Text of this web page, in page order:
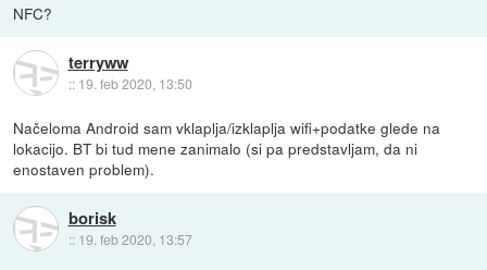
NFC?
terryww
:: 19. feb 2020, 13:50
Načeloma Android sam vklaplja/izklaplja wifi+podatke glede na
lokacijo. BT bi tud mene zanimalo (si pa predstavljam, da ni
enostaven problem).
borisk
:: 19. feb 2020, 13:57